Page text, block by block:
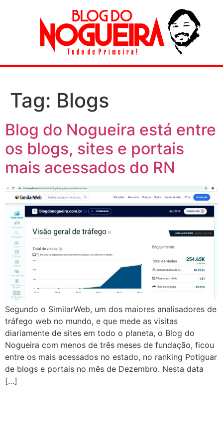
Tag: Blogs
Blog do Nogueira está entre
os blogs, sites e portais
mais acessados do RN
Segundo o SimilarWeb, um dos maiores analisadores de
tráfego web no mundo, e que mede as visitas
diariamente de sites em todo o planeta, o Blog do
Nogueira com menos de três meses de fundação, ficou
entre os mais acessados no estado, no ranking Potiguar
de blogs e portais no mês de Dezembro. Nesta data
[…]